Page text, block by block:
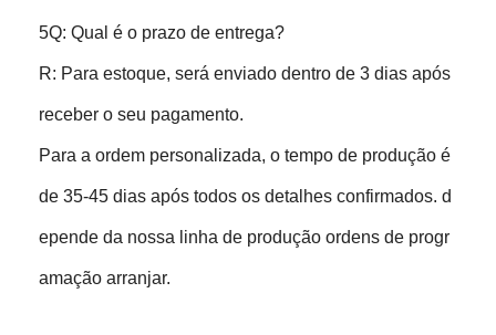
5Q: Qual é o prazo de entrega?
R: Para estoque, será enviado dentro de 3 dias após
receber o seu pagamento.
Para a ordem personalizada, o tempo de produção é
de 35-45 dias após todos os detalhes confirmados. d
epende da nossa linha de produção ordens de progr
amação arranjar.